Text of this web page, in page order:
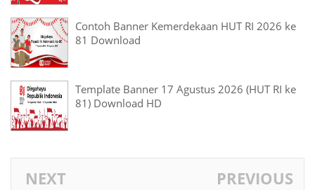
Contoh Banner Kemerdekaan HUT RI 2026 ke
81 Download
Template Banner 17 Agustus 2026 (HUT RI ke
81) Download HD
NEXT PREVIOUS